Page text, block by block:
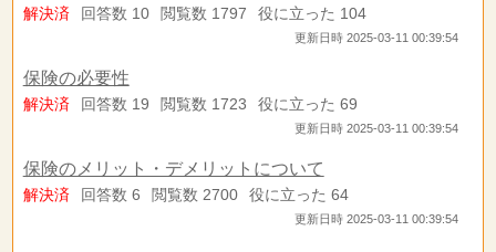
解決済 回答数 10 閲覧数 1797 役に立った 104
更新日時 2025-03-11 00:39:54
保険の必要性
解決済 回答数 19 閲覧数 1723 役に立った 69
更新日時 2025-03-11 00:39:54
保険のメリット・デメリットについて
解決済 回答数 6 閲覧数 2700 役に立った 64
更新日時 2025-03-11 00:39:54